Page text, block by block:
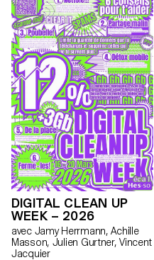
de la Villa offrent un contexte
historique et spatial riche,
propice à l'exploration de
l'esthétique, des fonctions et de
l'interaction avec les visiteurs.
Les étudiant·e·s ont eu accès à
l'ensemble du catalogue Mutina
(carreaux, briques et autres
matériaux) pour construire leurs
installations. Le projet a été
sélectionné et accompagné
par le designer français Ronan
Bouroullec, l'ECAL, la Villa
Médicis et Mutina.
DIGITAL CLEAN UP
WEEK – 2026
avec Jamy Herrmann, Achille
Masson, Julien Gurtner, Vincent
Jacquier